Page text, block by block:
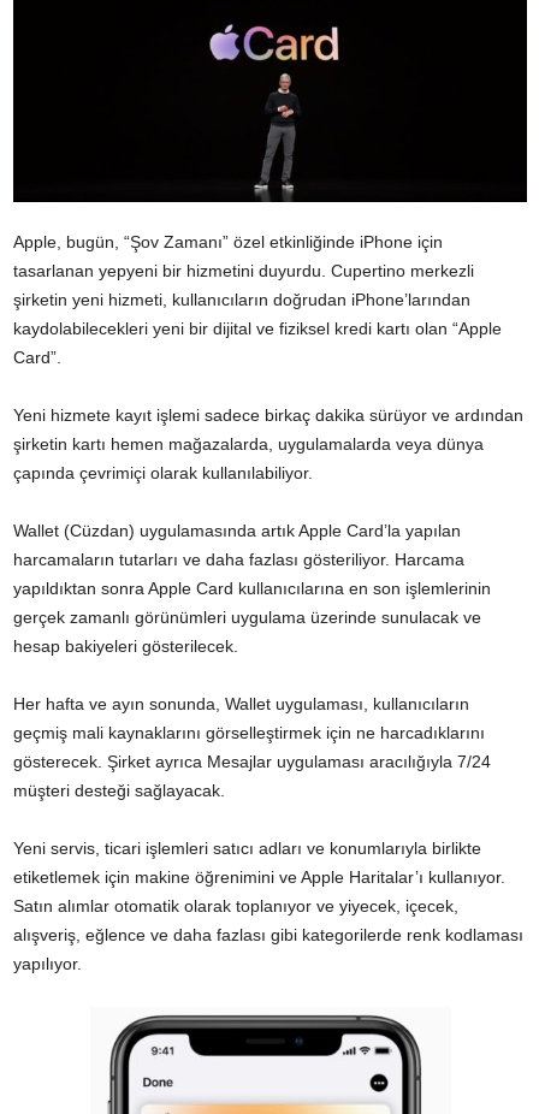
Apple, bugün, “Şov Zamanı” özel etkinliğinde iPhone için
tasarlanan yepyeni bir hizmetini duyurdu. Cupertino merkezli
şirketin yeni hizmeti, kullanıcıların doğrudan iPhone’larından
kaydolabilecekleri yeni bir dijital ve fiziksel kredi kartı olan “Apple
Card”.
Yeni hizmete kayıt işlemi sadece birkaç dakika sürüyor ve ardından
şirketin kartı hemen mağazalarda, uygulamalarda veya dünya
çapında çevrimiçi olarak kullanılabiliyor.
Wallet (Cüzdan) uygulamasında artık Apple Card’la yapılan
harcamaların tutarları ve daha fazlası gösteriliyor. Harcama
yapıldıktan sonra Apple Card kullanıcılarına en son işlemlerinin
gerçek zamanlı görünümleri uygulama üzerinde sunulacak ve
hesap bakiyeleri gösterilecek.
Her hafta ve ayın sonunda, Wallet uygulaması, kullanıcıların
geçmiş mali kaynaklarını görselleştirmek için ne harcadıklarını
gösterecek. Şirket ayrıca Mesajlar uygulaması aracılığıyla 7/24
müşteri desteği sağlayacak.
Yeni servis, ticari işlemleri satıcı adları ve konumlarıyla birlikte
etiketlemek için makine öğrenimini ve Apple Haritalar’ı kullanıyor.
Satın alımlar otomatik olarak toplanıyor ve yiyecek, içecek,
alışveriş, eğlence ve daha fazlası gibi kategorilerde renk kodlaması
yapılıyor.